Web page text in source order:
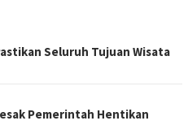
Seluruh Tujuan Wisata
Pemerintah Hentikan